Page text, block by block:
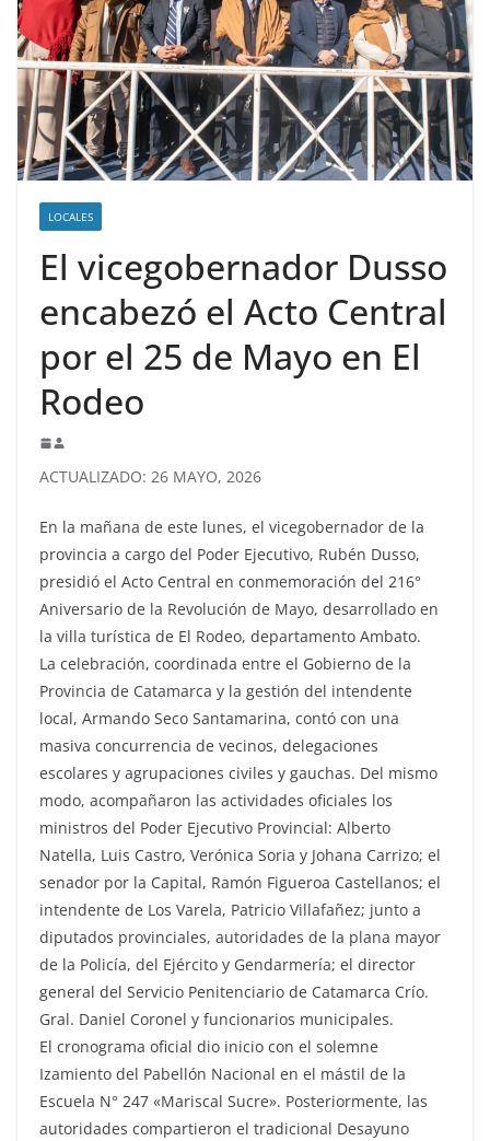
LOCALES
El vicegobernador Dusso
encabezó el Acto Central
por el 25 de Mayo en El
Rodeo
ACTUALIZADO: 26 MAYO, 2026
En la mañana de este lunes, el vicegobernador de la
provincia a cargo del Poder Ejecutivo, Rubén Dusso,
presidió el Acto Central en conmemoración del 216°
Aniversario de la Revolución de Mayo, desarrollado en
la villa turística de El Rodeo, departamento Ambato.
La celebración, coordinada entre el Gobierno de la
Provincia de Catamarca y la gestión del intendente
local, Armando Seco Santamarina, contó con una
masiva concurrencia de vecinos, delegaciones
escolares y agrupaciones civiles y gauchas. Del mismo
modo, acompañaron las actividades oficiales los
ministros del Poder Ejecutivo Provincial: Alberto
Natella, Luis Castro, Verónica Soria y Johana Carrizo; el
senador por la Capital, Ramón Figueroa Castellanos; el
intendente de Los Varela, Patricio Villafañez; junto a
diputados provinciales, autoridades de la plana mayor
de la Policía, del Ejército y Gendarmería; el director
general del Servicio Penitenciario de Catamarca Crío.
Gral. Daniel Coronel y funcionarios municipales.
El cronograma oficial dio inicio con el solemne
Izamiento del Pabellón Nacional en el mástil de la
Escuela N° 247 «Mariscal Sucre». Posteriormente, las
autoridades compartieron el tradicional Desayuno